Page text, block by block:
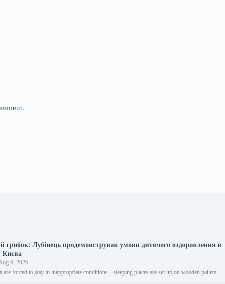
грибок: Лубінець продемонстрував умови дитячого оздоровлення в
Києва
6, 2026
are forced to stay in inappropriate conditions – sleeping places are set up on wooden pallets …